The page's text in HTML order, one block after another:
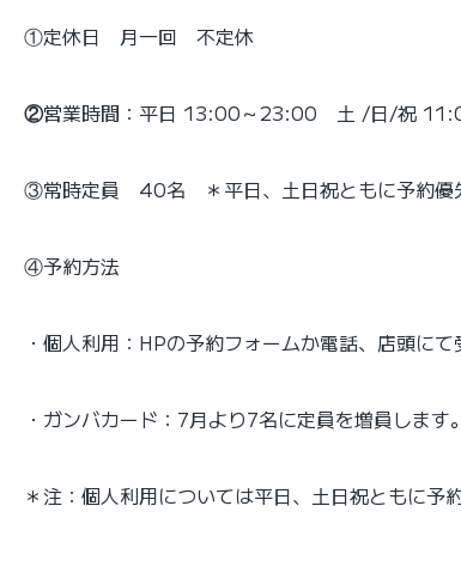
①定休日 月一回 不定休
②営業時間：平日 13:00～23:00 土 /日/祝
③常時定員 40名 ＊平日、土日祝ともに予約優
④予約方法
・個人利用：HPの予約フォームか電話、店頭に
・ガンバカード：7月より7名に定員を増員しま
＊注：個人利用については平日、土日祝ともに予